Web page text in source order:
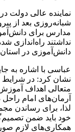
نماینده عالی دولت
شبانه‌روزی بعد از
مدارس برای
نداشتند راه‌اندازی
دانش‌آموزی در استان
عباسی با اشاره به
نشان کرد: در شرایط
متعالی اهداف
آرمان‌های امام
لذا، برای رساندن
خود باید ضمن
همکاری‌های لازم